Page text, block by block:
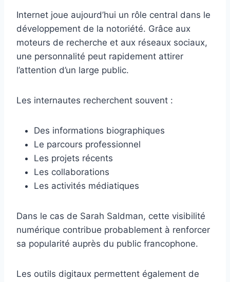
Internet joue aujourd’hui un rôle central dans le
développement de la notoriété. Grâce aux
moteurs de recherche et aux réseaux sociaux,
une personnalité peut rapidement attirer
l’attention d’un large public.
Les internautes recherchent souvent :
Des informations biographiques
Le parcours professionnel
Les projets récents
Les collaborations
Les activités médiatiques
Dans le cas de Sarah Saldman, cette visibilité
numérique contribue probablement à renforcer
sa popularité auprès du public francophone.
Les outils digitaux permettent également de